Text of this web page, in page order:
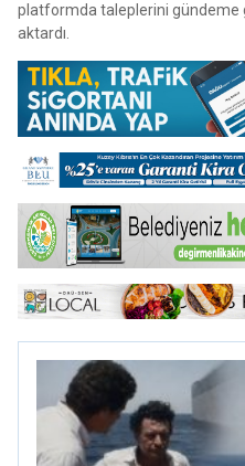
platformda taleplerini gündeme
aktardı.